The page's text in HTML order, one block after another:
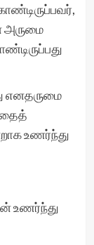
அருமை
எனதருமை
உணர்ந்து
உணர்ந்து